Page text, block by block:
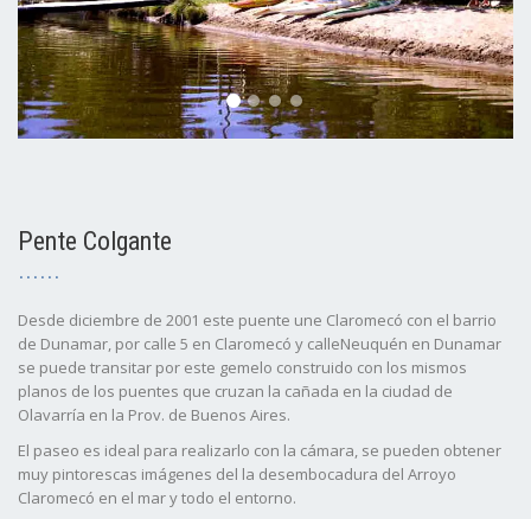
Pente Colgante
Desde diciembre de 2001 este puente une Claromecó con el barrio
de Dunamar, por calle 5 en Claromecó y calleNeuquén en Dunamar
se puede transitar por este gemelo construido con los mismos
planos de los puentes que cruzan la cañada en la ciudad de
Olavarría en la Prov. de Buenos Aires.
El paseo es ideal para realizarlo con la cámara, se pueden obtener
muy pintorescas imágenes del la desembocadura del Arroyo
Claromecó en el mar y todo el entorno.